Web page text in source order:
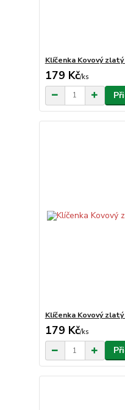
Klíčenka Kovový
179 Kč/ks
Klíčenka Kovový
179 Kč/ks